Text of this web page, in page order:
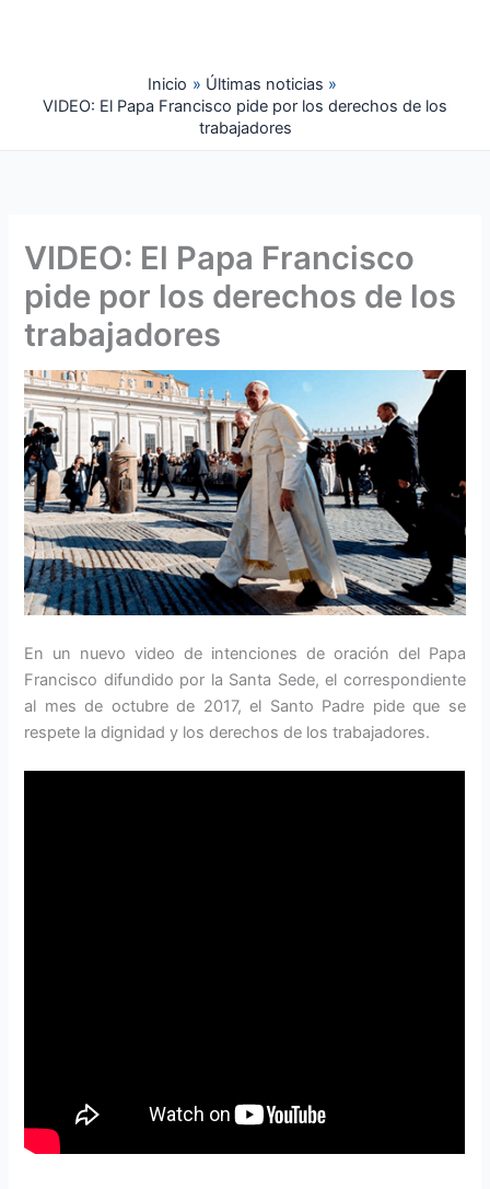
Inicio
Últimas noticias
VIDEO: El Papa Francisco pide por los derechos de los
trabajadores
VIDEO: El Papa Francisco
pide por los derechos de los
trabajadores
En un nuevo video de intenciones de oración del Papa
Francisco difundido por la Santa Sede, el correspondiente
al mes de octubre de 2017, el Santo Padre pide que se
respete la dignidad y los derechos de los trabajadores.